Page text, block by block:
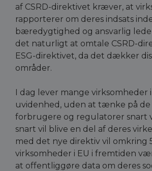
af CSRD-direktivet kræver, at
rapporterer om deres indsats
bæredygtighed og ansvarlig
det naturligt at omtale CSRD-
ESG-direktivet, da det dækker
områder.
I dag lever mange virksomheder
uvidenhed, uden at tænke på de
forbrugere og regulatorer snart
snart vil blive en del af deres
med det nye direktiv vil omkring
virksomheder i EU i fremtiden
at offentliggøre data om deres